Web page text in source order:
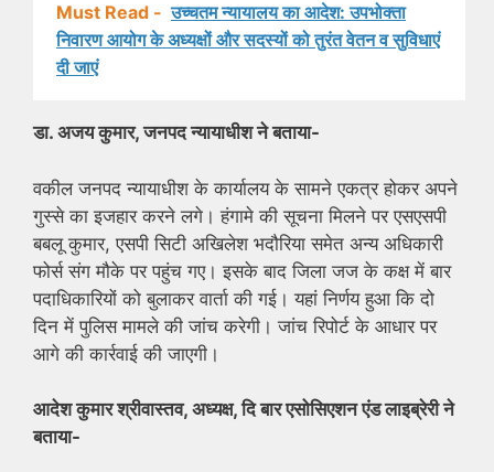
Must Read - उच्चतम न्यायालय का आदेश: उपभोक्ता
निवारण आयोग के अध्यक्षों और सदस्यों को तुरंत वेतन व सुविधाएं
दी जाएं
डा. अजय कुमार, जनपद न्यायाधीश ने बताया-
वकील जनपद न्यायाधीश के कार्यालय के सामने एकत्र होकर अपने
गुस्से का इजहार करने लगे। हंगामे की सूचना मिलने पर एसएसपी
बबलू कुमार, एसपी सिटी अखिलेश भदौरिया समेत अन्य अधिकारी
फोर्स संग मौके पर पहुंच गए। इसके बाद जिला जज के कक्ष में बार
पदाधिकारियों को बुलाकर वार्ता की गई। यहां निर्णय हुआ कि दो
दिन में पुलिस मामले की जांच करेगी। जांच रिपोर्ट के आधार पर
आगे की कार्रवाई की जाएगी।
आदेश कुमार श्रीवास्तव, अध्यक्ष, दि बार एसोसिएशन एंड लाइब्रेरी ने
बताया-